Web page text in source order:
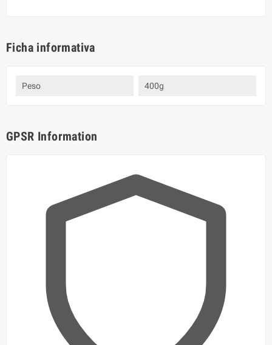
Ficha informativa
Peso 400g
GPSR Information